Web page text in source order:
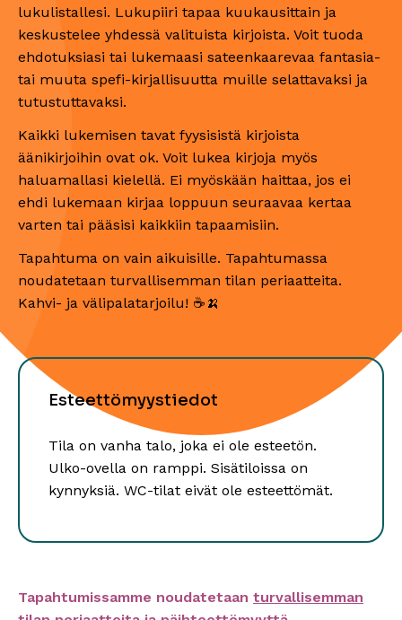
lukulistallesi. Lukupiiri tapaa kuukausittain ja
keskustelee yhdessä valituista kirjoista. Voit tuoda
ehdotuksiasi tai lukemaasi sateenkaarevaa fantasia-
tai muuta spefi-kirjallisuutta muille selattavaksi ja
tutustuttavaksi.
Kaikki lukemisen tavat fyysisistä kirjoista
äänikirjoihin ovat ok. Voit lukea kirjoja myös
haluamallasi kielellä. Ei myöskään haittaa, jos ei
ehdi lukemaan kirjaa loppuun seuraavaa kertaa
varten tai pääsisi kaikkiin tapaamisiin.
Tapahtuma on vain aikuisille. Tapahtumassa
noudatetaan turvallisemman tilan periaatteita.
Kahvi- ja välipalatarjoilu! ☕️🍌
Esteettömyystiedot
Tila on vanha talo, joka ei ole esteetön.
Ulko-ovella on ramppi. Sisätiloissa on
kynnyksiä. WC-tilat eivät ole esteettömät.
Tapahtumissamme noudatetaan turvallisemman